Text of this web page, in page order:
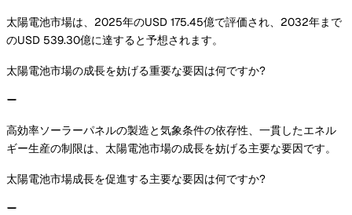
太陽電池市場は、2025年のUSD 175.45億で評価され、2032年まで
のUSD 539.30億に達すると予想されます。
太陽電池市場の成長を妨げる重要な要因は何ですか?
高効率ソーラーパネルの製造と気象条件の依存性、一貫したエネル
ギー生産の制限は、太陽電池市場の成長を妨げる主要な要因です。
太陽電池市場成長を促進する主要な要因は何ですか?